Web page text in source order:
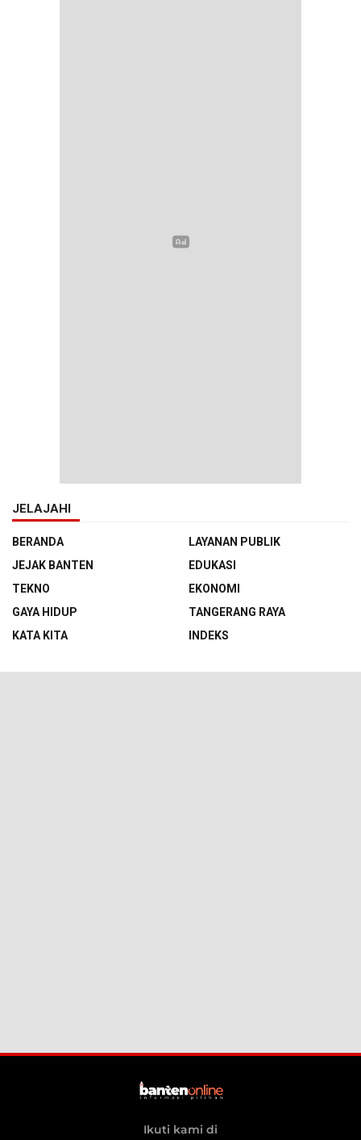
JELAJAHI
BERANDA
LAYANAN PUBLIK
JEJAK BANTEN
EDUKASI
TEKNO
EKONOMI
GAYA HIDUP
TANGERANG RAYA
KATA KITA
INDEKS
Ikuti kami di